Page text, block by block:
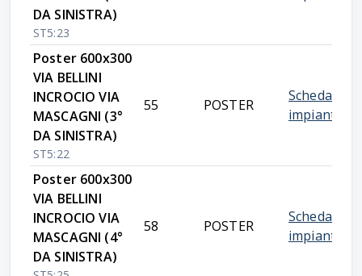
DA SINISTRA)
ST5:23
Poster 600x300
VIA BELLINI
INCROCIO VIA
MASCAGNI (3°
DA SINISTRA)
ST5:22
55 POSTER
Scheda
impianto
Poster 600x300
VIA BELLINI
INCROCIO VIA
MASCAGNI (4°
DA SINISTRA)
58 POSTER
Scheda
impianto